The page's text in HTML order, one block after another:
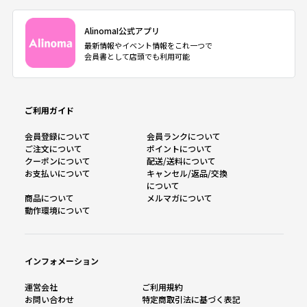
AlinomaI公式アプリ
最新情報やイベント情報をこれ一つで
会員書として店頭でも利用可能
ご利用ガイド
会員登録について
会員ランクについて
ご注文について
ポイントについて
クーポンについて
配送/送料について
お支払いについて
キャンセル/返品/交換
について
商品について
メルマガについて
動作環境について
インフォメーション
運営会社
ご利用規約
お問い合わせ
特定商取引法に基づく表記